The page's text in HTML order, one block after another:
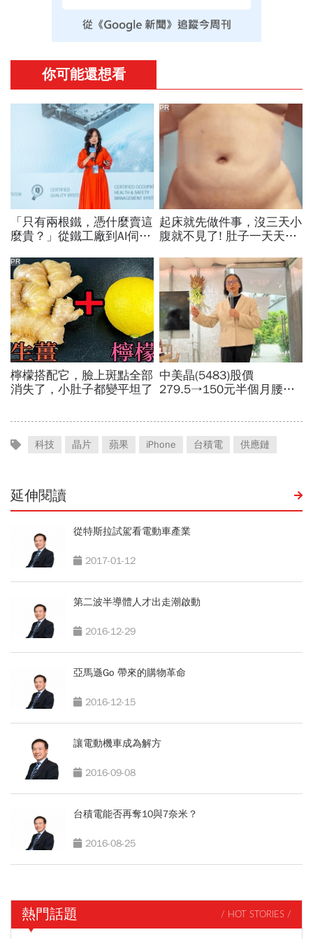
科技 晶片 蘋果 iPhone 台積電 供應鏈
延伸閱讀
從特斯拉試駕看電動車產業
2017-01-12
第二波半導體人才出走潮啟動
2016-12-29
亞馬遜Go 帶來的購物革命
2016-12-15
讓電動機車成為解方
2016-09-08
台積電能否再奪10與7奈米？
2016-08-25
熱門話題 / HOT STORIES /